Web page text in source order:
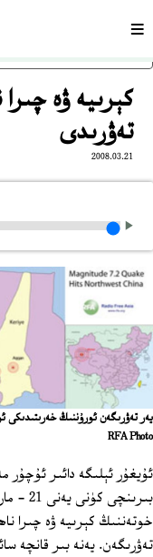
ئاساسلىق مەزمۇنغاسەھىپە
كېرىيە ۋە
تەۋرىدى
2008.03.21
يەر تەۋرىگەن ئورۇننىڭ خەرىتىدىكى
RFA Photo
ئۇيغۇر ئېلىگە دائىر ئۇچۇر